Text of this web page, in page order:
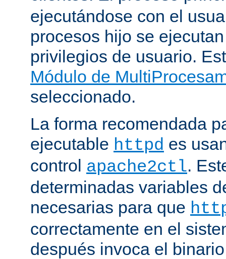
ejecutándose con el
procesos hijo se
privilegios de usuario.
Módulo de
seleccionado.
La forma recomendada
ejecutable httpd es
control apache2ctl.
determinadas variables
necesarias para que
correctamente en el
después invoca el